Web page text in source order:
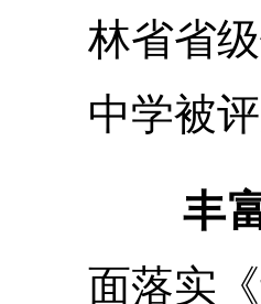
林省省
中学被
丰
面落实